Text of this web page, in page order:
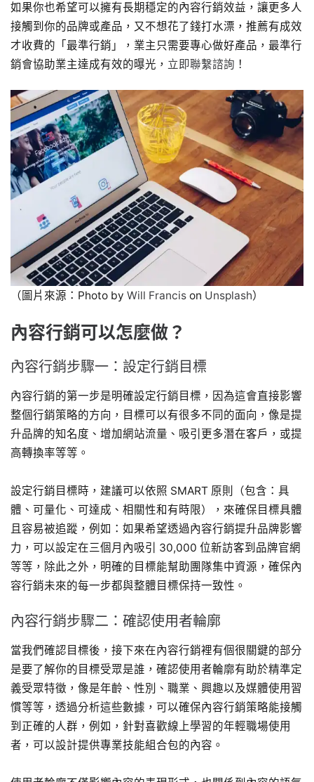
如果你也希望可以擁有長期穩定的內容行銷效益，讓更多人
接觸到你的品牌或產品，又不想花了錢打水漂，推薦有成效
才收費的「最準行銷」，業主只需要專心做好產品，最準行
銷會協助業主達成有效的曝光， 立即聯繫諮詢 ！
（圖片來源：Photo by Will Francis on Unsplash）
內容行銷可以怎麼做？
內容行銷步驟一：設定行銷目標
內容行銷的第一步是明確設定行銷目標，因為這會直接影響
整個行銷策略的方向，目標可以有很多不同的面向，像是提
升品牌的知名度、增加網站流量、吸引更多潛在客戶，或提
高轉換率等等。
設定行銷目標時，建議可以依照 SMART 原則（包含：具
體、可量化、可達成、相關性和有時限），來確保目標具體
且容易被追蹤，例如：如果希望透過內容行銷提升品牌影響
力，可以設定在三個月內吸引 30,000 位新訪客到品牌官網
等等，除此之外，明確的目標能幫助團隊集中資源，確保內
容行銷未來的每一步都與整體目標保持一致性。
內容行銷步驟二：確認使用者輪廓
當我們確認目標後，接下來在內容行銷裡有個很關鍵的部分
是要了解你的目標受眾是誰，確認使用者輪廓有助於精準定
義受眾特徵，像是年齡、性別、職業、興趣以及媒體使用習
慣等等，透過分析這些數據，可以確保內容行銷策略能接觸
到正確的人群，例如，針對喜歡線上學習的年輕職場使用
者，可以設計提供專業技能組合包的內容。